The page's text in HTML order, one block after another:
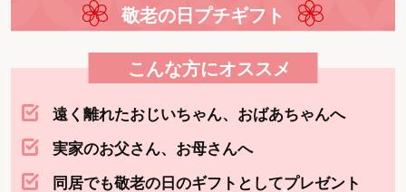
敬老の日プチギフト
こんな方にオススメ
遠く離れたおじいちゃん、おばあちゃんへ
実家のお父さん、お母さんへ
同居でも敬老の日のギフトとしてプレゼント